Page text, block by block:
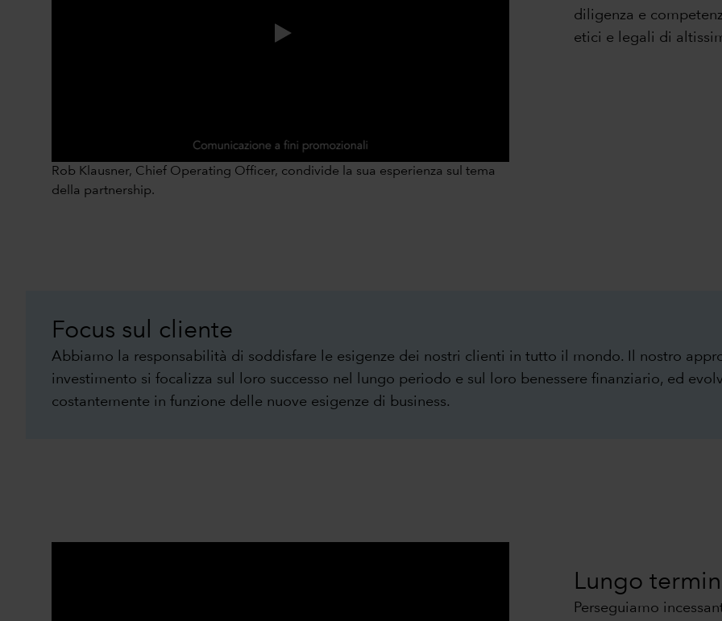
Rob Klausner, Chief Operating Officer, condivide la sua esperienza sul tema
della partnership.
diligenza e
etici e legali di
Focus sul cliente
Abbiamo la responsabilità di soddisfare le esigenze dei nostri clienti in tutto il mondo. Il nostro
investimento si focalizza sul loro successo nel lungo periodo e sul loro benessere finanziario, ed
costantemente in funzione delle nuove esigenze di business.
Lungo
Perseguiamo